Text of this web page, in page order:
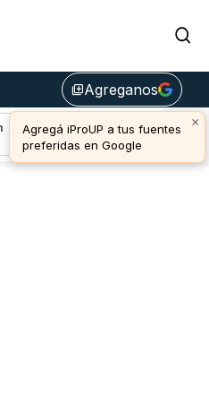
library_addAgreganos
×
Agregá iProUP a tus fuentes
preferidas en Google
(-1,28%)
Bitcoin
u$s 64.769,00